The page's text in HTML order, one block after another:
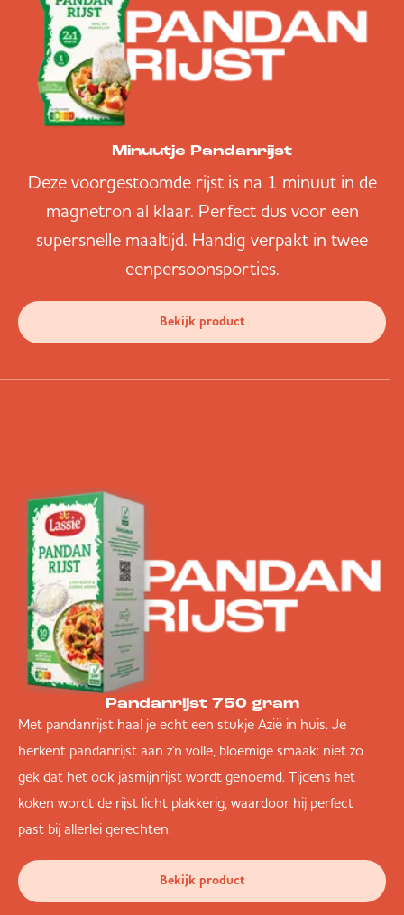
Minuutje Pandanrijst
Deze voorgestoomde rijst is na 1 minuut in de
magnetron al klaar. Perfect dus voor een
supersnelle maaltijd. Handig verpakt in twee
eenpersoonsporties.
Bekijk product
Pandanrijst 750 gram
Met pandanrijst haal je echt een stukje Azië in huis. Je
herkent pandanrijst aan z'n volle, bloemige smaak: niet zo
gek dat het ook jasmijnrijst wordt genoemd. Tijdens het
koken wordt de rijst licht plakkerig, waardoor hij perfect
past bij allerlei gerechten.
Bekijk product